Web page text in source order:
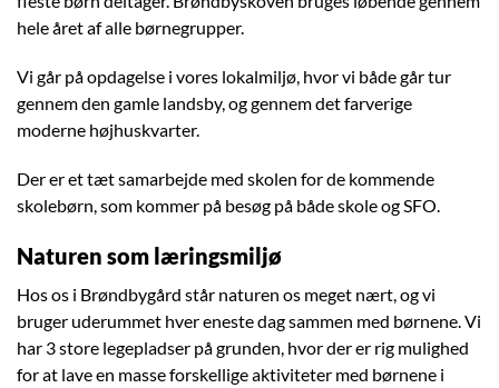
hele året af alle børnegrupper.
Vi går på opdagelse i vores lokalmiljø, hvor vi både går tur
gennem den gamle landsby, og gennem det farverige
moderne højhuskvarter.
Der er et tæt samarbejde med skolen for de kommende
skolebørn, som kommer på besøg på både skole og SFO.
Naturen som læringsmiljø
Hos os i Brøndbygård står naturen os meget nært, og vi
bruger uderummet hver eneste dag sammen med børnene. Vi
har 3 store legepladser på grunden, hvor der er rig mulighed
for at lave en masse forskellige aktiviteter med børnene i